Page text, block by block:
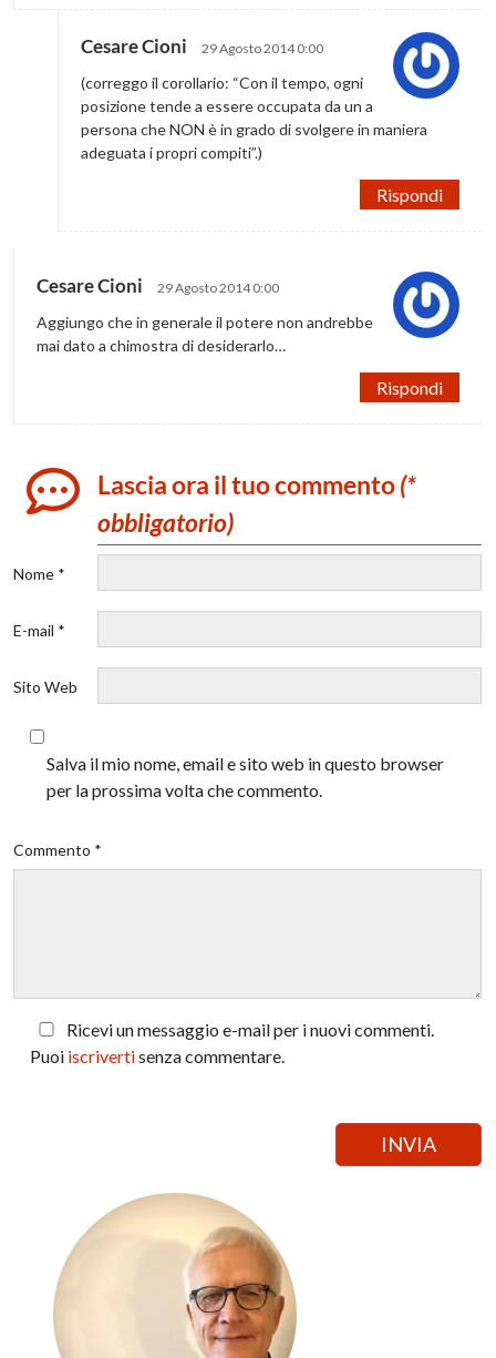
Cesare Cioni 29 Agosto 2014 0:00
(correggo il corollario: “Con il tempo, ogni
posizione tende a essere occupata da un a
persona che NON è in grado di svolgere in maniera
adeguata i propri compiti”.)
Rispondi
Cesare Cioni 29 Agosto 2014 0:00
Aggiungo che in generale il potere non andrebbe
mai dato a chimostra di desiderarlo…
Rispondi
Lascia ora il tuo commento(*
obbligatorio)
Nome *
E-mail *
Sito Web
Salva il mio nome, email e sito web in questo browser
per la prossima volta che commento.
Commento *
Ricevi un messaggio e-mail per i nuovi commenti.
Puoi iscrivertisenza commentare.